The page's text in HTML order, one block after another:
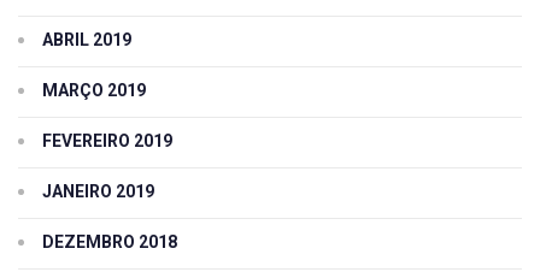
ABRIL 2019
MARÇO 2019
FEVEREIRO 2019
JANEIRO 2019
DEZEMBRO 2018